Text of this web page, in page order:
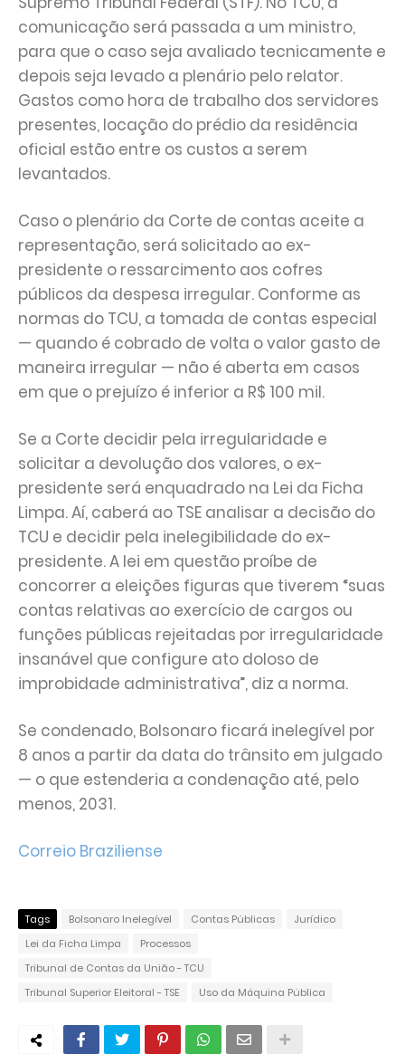
comunicação será passada a um ministro,
para que o caso seja avaliado tecnicamente e
depois seja levado a plenário pelo relator.
Gastos como hora de trabalho dos servidores
presentes, locação do prédio da residência
oficial estão entre os custos a serem
levantados.
Caso o plenário da Corte de contas aceite a
representação, será solicitado ao ex-
presidente o ressarcimento aos cofres
públicos da despesa irregular. Conforme as
normas do TCU, a tomada de contas especial
— quando é cobrado de volta o valor gasto de
maneira irregular — não é aberta em casos
em que o prejuízo é inferior a R$ 100 mil.
Se a Corte decidir pela irregularidade e
solicitar a devolução dos valores, o ex-
presidente será enquadrado na Lei da Ficha
Limpa. Aí, caberá ao TSE analisar a decisão do
TCU e decidir pela inelegibilidade do ex-
presidente. A lei em questão proíbe de
concorrer a eleições figuras que tiverem “suas
contas relativas ao exercício de cargos ou
funções públicas rejeitadas por irregularidade
insanável que configure ato doloso de
improbidade administrativa”, diz a norma.
Se condenado, Bolsonaro ficará inelegível por
8 anos a partir da data do trânsito em julgado
— o que estenderia a condenação até, pelo
menos, 2031.
Correio Braziliense
Tags Bolsonaro Inelegível Contas Públicas
Jurídico
Lei da Ficha Limpa
Processos
Tribunal de Contas da União - TCU
Tribunal Superior Eleitoral - TSE
Uso da Máquina Pública